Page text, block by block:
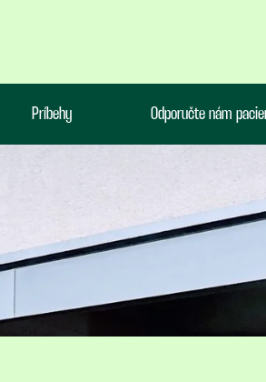
Príbehy Odporučte nám